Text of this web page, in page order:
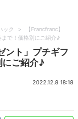
ック >
【Francfranc】
まで！価格別にご紹介♪
ント」プチギフ
にご紹介♪
2022.12.8 18:18